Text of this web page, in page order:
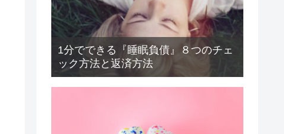
1分でできる『睡眠負債』８つのチェ
ック方法と返済方法